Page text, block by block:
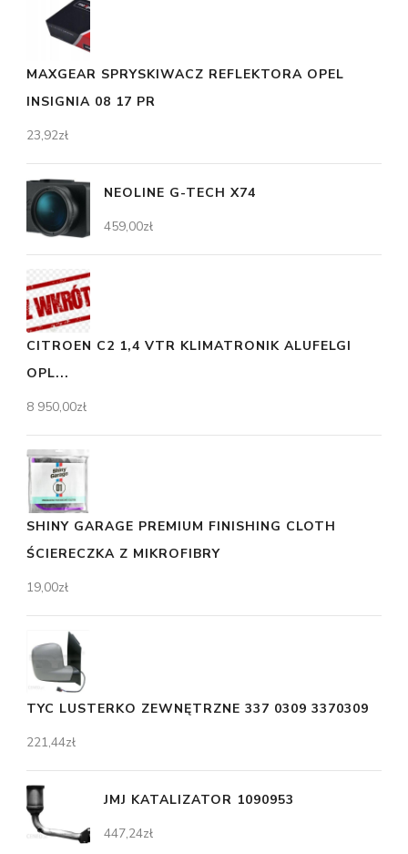
MAXGEAR SPRYSKIWACZ REFLEKTORA OPEL
INSIGNIA 08 17 PR
23,92zł
NEOLINE G-TECH X74
459,00zł
CITROEN C2 1,4 VTR KLIMATRONIK ALUFELGI
OPL...
8 950,00zł
SHINY GARAGE PREMIUM FINISHING CLOTH
ŚCIERECZKA Z MIKROFIBRY
19,00zł
TYC LUSTERKO ZEWNĘTRZNE 337 0309 3370309
221,44zł
JMJ KATALIZATOR 1090953
447,24zł